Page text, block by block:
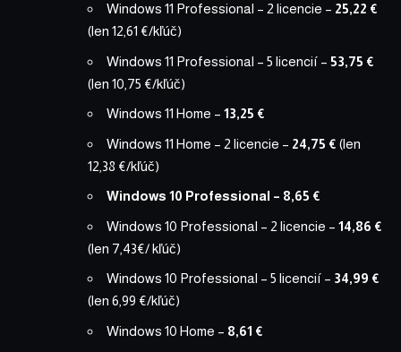
Windows 11 Professional – 2 licencie – 25,22 €
(len 12,61 €/kľúč)
Windows 11 Professional – 5 licencií – 53,75 €
(len 10,75 €/kľúč)
Windows 11 Home – 13,25 €
Windows 11 Home – 2 licencie – 24,75 € (len
12,38 €/kľúč)
Windows 10 Professional – 8,65 €
Windows 10 Professional – 2 licencie – 14,86 €
(len 7,43€/ kľúč)
Windows 10 Professional – 5 licencií – 34,99 €
(len 6,99 €/kľúč)
Windows 10 Home – 8,61 €